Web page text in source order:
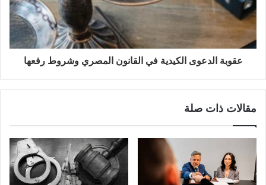
عقوبة الدعوى الكيدية في القانون المصري وشروط رفعها
مقالات ذات صلة